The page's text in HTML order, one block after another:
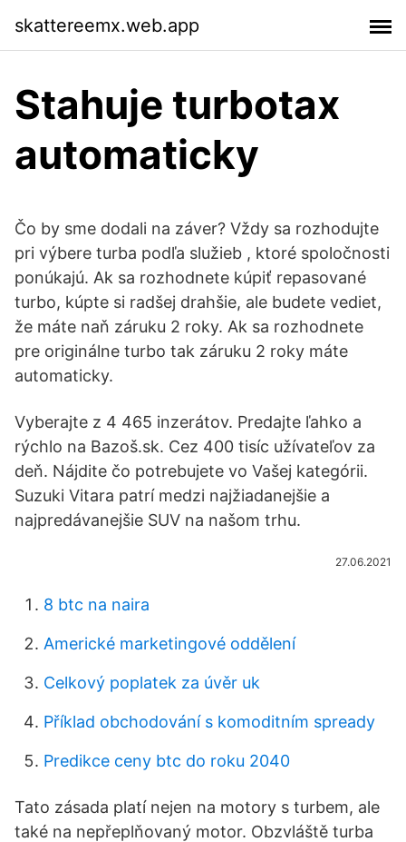
skattereemx.web.app
Stahuje turbotax
automaticky
Čo by sme dodali na záver? Vždy sa rozhodujte
pri výbere turba podľa služieb , ktoré spoločnosti
ponúkajú. Ak sa rozhodnete kúpiť repasované
turbo, kúpte si radšej drahšie, ale budete vediet,
že máte naň záruku 2 roky. Ak sa rozhodnete
pre originálne turbo tak záruku 2 roky máte
automaticky.
Vyberajte z 4 465 inzerátov. Predajte ľahko a
rýchlo na Bazoš.sk. Cez 400 tisíc užívateľov za
deň. Nájdite čo potrebujete vo Vašej kategórii.
Suzuki Vitara patrí medzi najžiadanejšie a
najpredávanejšie SUV na našom trhu.
27.06.2021
8 btc na naira
Americké marketingové oddělení
Celkový poplatek za úvěr uk
Příklad obchodování s komoditním spready
Predikce ceny btc do roku 2040
Tato zásada platí nejen na motory s turbem, ale
také na nepřeplňovaný motor. Obzvláště turba